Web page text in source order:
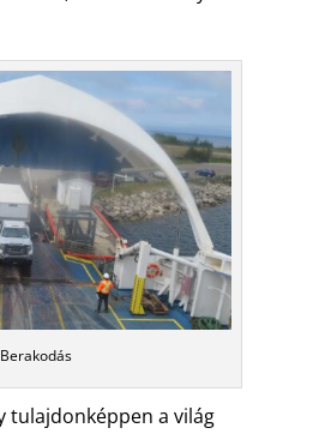
Berakodás
tulajdonképpen a világ